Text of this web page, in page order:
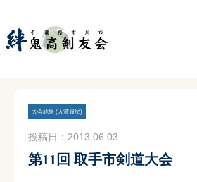
大会結果 (入賞履歴)
投稿日：2013.06.03
第11回 取手市剣道大会